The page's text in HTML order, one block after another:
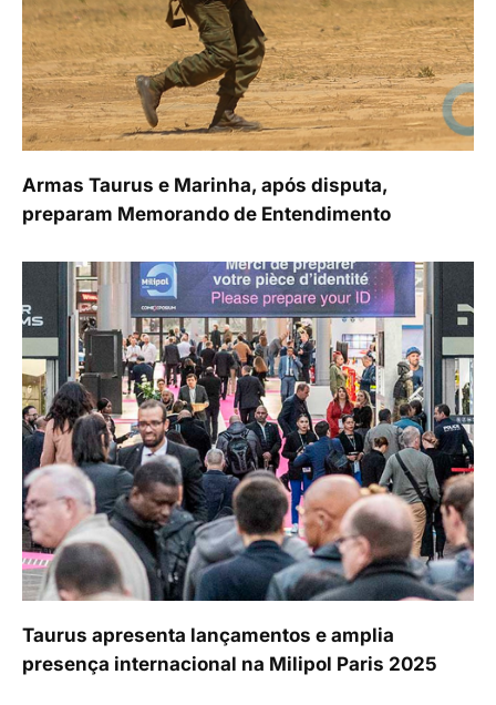
Armas Taurus e Marinha, após disputa,
preparam Memorando de Entendimento
Taurus apresenta lançamentos e amplia
presença internacional na Milipol Paris 2025